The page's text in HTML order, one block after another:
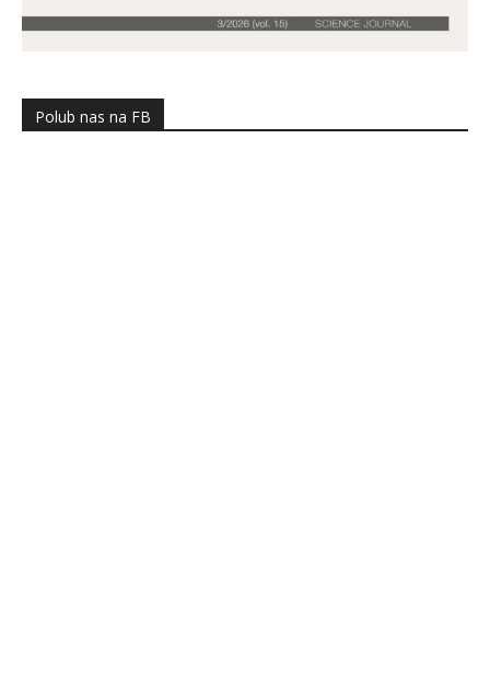
Polub nas na FB